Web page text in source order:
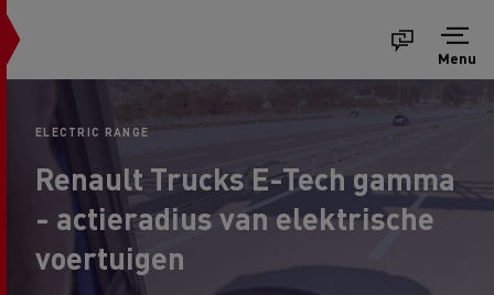
Menu
ELECTRIC RANGE
Renault Trucks E-Tech gamma
- actieradius van elektrische
voertuigen